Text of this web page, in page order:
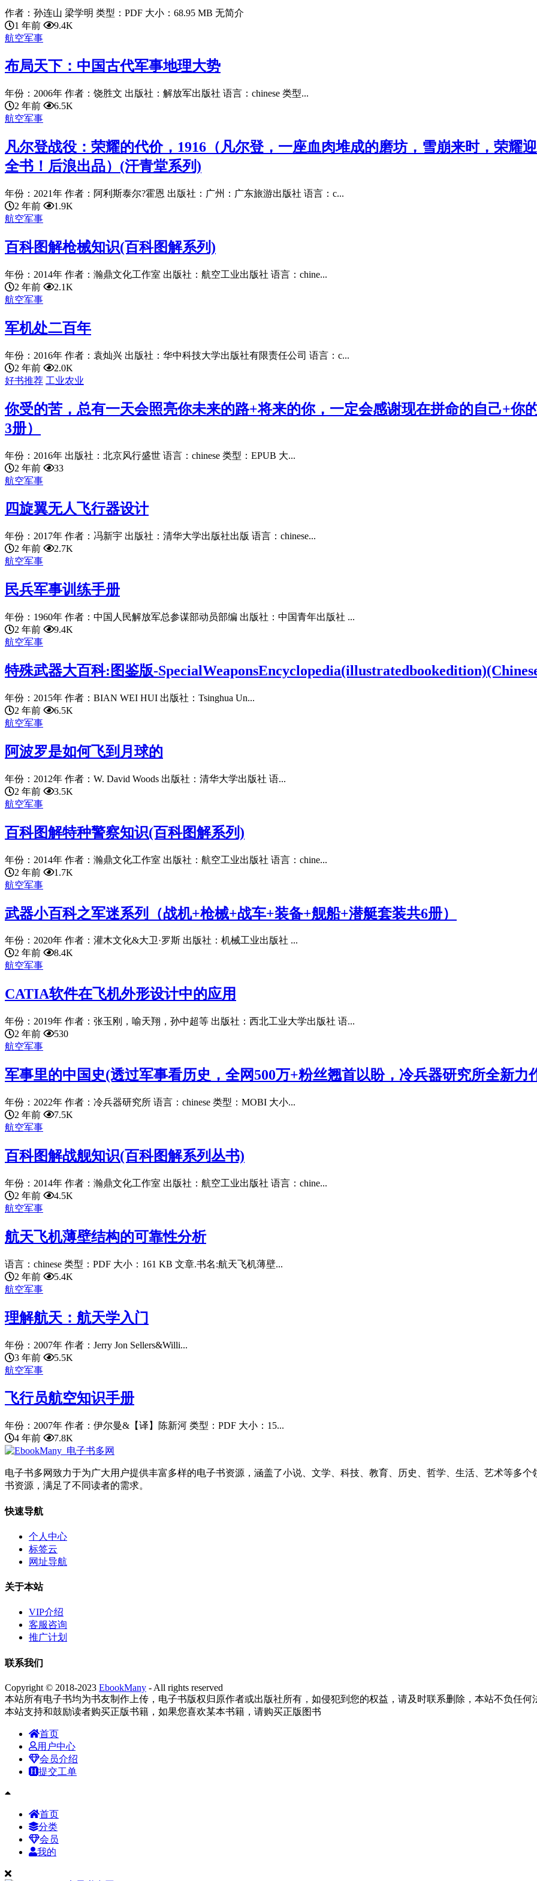
作者：孙连山 梁学明 类型：PDF 大小：68.95 MB 无简介
1 年前
9.4K
航空军事
布局天下：中国古代军事地理大势
年份：2006年 作者：饶胜文 出版社：解放军出版社 语言：chinese 类型...
2 年前
6.5K
航空军事
凡尔登战役：荣耀的代价，1916（凡尔登，一座血肉堆成的磨坊，雪崩来时，荣耀
全书！后浪出品）(汗青堂系列)
年份：2021年 作者：阿利斯泰尔?霍恩 出版社：广州：广东旅游出版社 语言：c...
2 年前
1.9K
航空军事
百科图解枪械知识(百科图解系列)
年份：2014年 作者：瀚鼎文化工作室 出版社：航空工业出版社 语言：chine...
2 年前
2.1K
航空军事
军机处二百年
年份：2016年 作者：袁灿兴 出版社：华中科技大学出版社有限责任公司 语言：c...
2 年前
2.0K
好书推荐 工业农业
你受的苦，总有一天会照亮你未来的路+将来的你，一定会感谢现在拼命的自己+你
3册）
年份：2016年 出版社：北京风行盛世 语言：chinese 类型：EPUB 大...
2 年前
33
航空军事
四旋翼无人飞行器设计
年份：2017年 作者：冯新宇 出版社：清华大学出版社出版 语言：chinese...
2 年前
2.7K
航空军事
民兵军事训练手册
年份：1960年 作者：中国人民解放军总参谋部动员部编 出版社：中国青年出版社 ...
2 年前
9.4K
航空军事
特殊武器大百科:图鉴版-
年份：2015年 作者：BIAN WEI HUI 出版社：Tsinghua Un...
2 年前
6.5K
航空军事
阿波罗是如何飞到月球的
年份：2012年 作者：W. David Woods 出版社：清华大学出版社 语...
2 年前
3.5K
航空军事
百科图解特种警察知识(百科图解系列)
年份：2014年 作者：瀚鼎文化工作室 出版社：航空工业出版社 语言：chine...
2 年前
1.7K
航空军事
武器小百科之军迷系列（战机+枪械+战车+装备+舰船+潜艇套装共6册）
年份：2020年 作者：灌木文化&大卫·罗斯 出版社：机械工业出版社 ...
2 年前
8.4K
航空军事
CATIA软件在飞机外形设计中的应用
年份：2019年 作者：张玉刚，喻天翔，孙中超等 出版社：西北工业大学出版社 语...
2 年前
530
航空军事
军事里的中国史(透过军事看历史，全网500万+粉丝翘首以盼，冷兵器研究所全新力
年份：2022年 作者：冷兵器研究所 语言：chinese 类型：MOBI 大小...
2 年前
7.5K
航空军事
百科图解战舰知识(百科图解系列丛书)
年份：2014年 作者：瀚鼎文化工作室 出版社：航空工业出版社 语言：chine...
2 年前
4.5K
航空军事
航天飞机薄壁结构的可靠性分析
语言：chinese 类型：PDF 大小：161 KB 文章.书名:航天飞机薄壁...
2 年前
5.4K
航空军事
理解航天：航天学入门
年份：2007年 作者：Jerry Jon Sellers&Willi...
3 年前
5.5K
航空军事
飞行员航空知识手册
年份：2007年 作者：伊尔曼&【译】陈新河 类型：PDF 大小：15...
4 年前
7.8K
电子书多网致力于为广大用户提供丰富多样的电子书资源，涵盖了小说、文学、科技、教育、历史、哲学、生活、艺术等多
书资源，满足了不同读者的需求。
快速导航
个人中心
标签云
网址导航
关于本站
VIP介绍
客服咨询
推广计划
联系我们
Copyright © 2018-2023 EbookMany - All rights reserved
本站所有电子书均为书友制作上传，电子书版权归原作者或出版社所有，如侵犯到您的权益，请及时联系删除，本站不负任何
本站支持和鼓励读者购买正版书籍，如果您喜欢某本书籍，请购买正版图书
首页
用户中心
会员介绍
提交工单
首页
分类
会员
我的